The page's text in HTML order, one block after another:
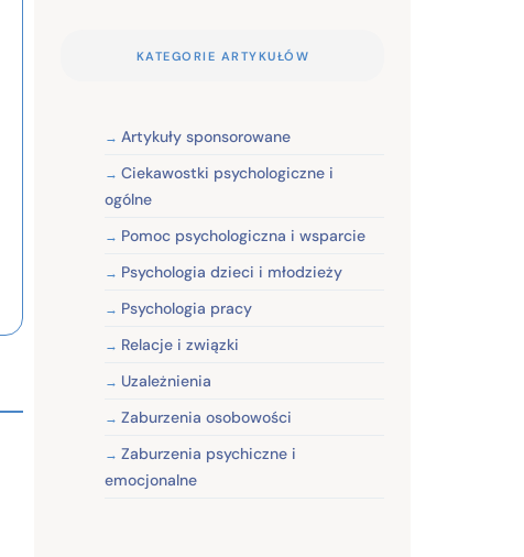
KATEGORIE ARTYKUŁÓW
Artykuły sponsorowane
Ciekawostki psychologiczne i
ogólne
Pomoc psychologiczna i wsparcie
Psychologia dzieci i młodzieży
Psychologia pracy
Relacje i związki
Uzależnienia
Zaburzenia osobowości
Zaburzenia psychiczne i
emocjonalne